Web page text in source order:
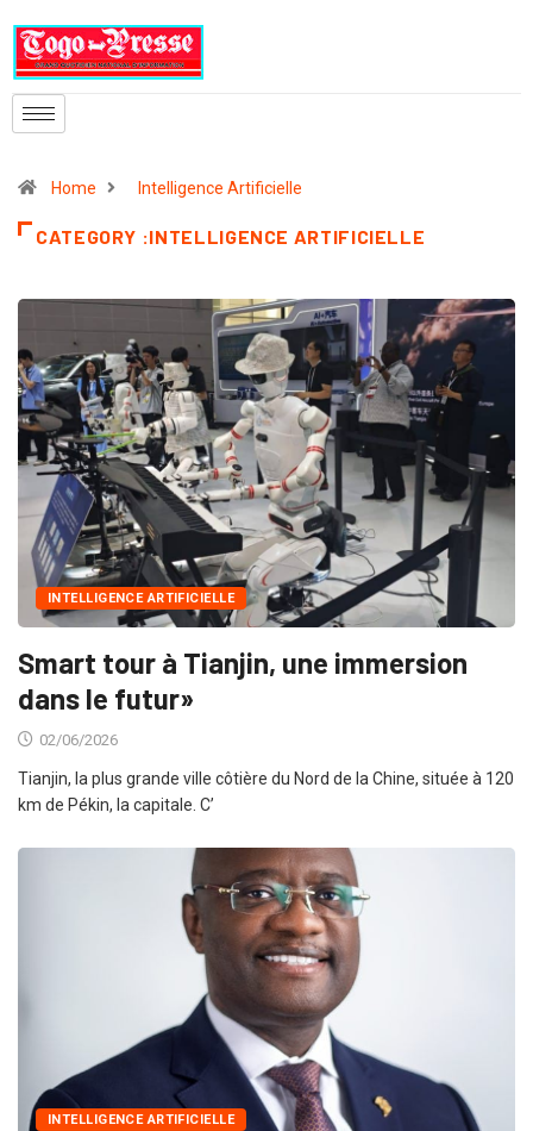
Home Intelligence Artificielle
CATEGORY :INTELLIGENCE ARTIFICIELLE
INTELLIGENCE ARTIFICIELLE
Smart tour à Tianjin, une immersion
dans le futur»
02/06/2026
Tianjin, la plus grande ville côtière du Nord de la Chine, située à 120
km de Pékin, la capitale. C’
INTELLIGENCE ARTIFICIELLE